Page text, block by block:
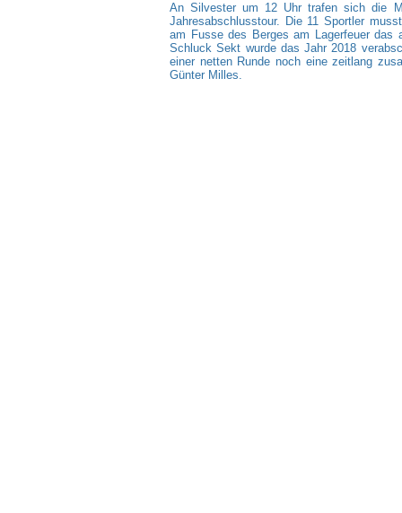
An Silvester um 12 Uhr trafen sich die
Jahresabschlusstour. Die 11 Sportler
am Fusse des Berges am Lagerfeuer das
Schluck Sekt wurde das Jahr 2018
einer netten Runde noch eine zeitlang
Günter Milles.